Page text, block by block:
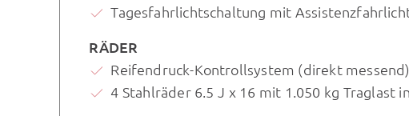
Tagesfahrlichtschaltung mit
RÄDER
Reifendruck-Kontrollsystem (direkt messend)
4 Stahlräder 6.5 J x 16 mit 1.050 kg Traglast